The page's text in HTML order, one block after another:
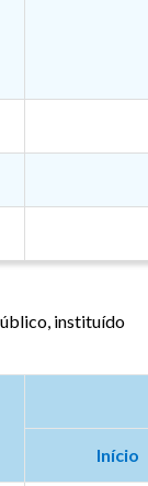
instituído
Início